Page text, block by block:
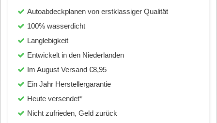
Autoabdeckplanen von erstklassiger Qualität
100% wasserdicht
Langlebigkeit
Entwickelt in den Niederlanden
Im August Versand €8,95
Ein Jahr Herstellergarantie
Heute versendet*
Nicht zufrieden, Geld zurück